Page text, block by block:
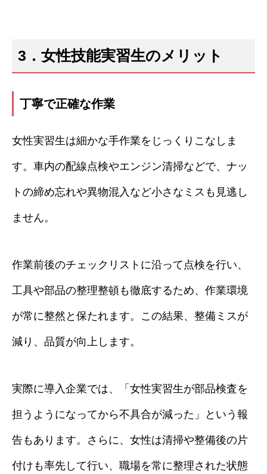
3．女性技能実習生のメリット
丁寧で正確な作業
女性実習生は細かな手作業をじっくりこなしま
す。車内の配線点検やエンジン清掃などで、ナッ
トの締め忘れや異物混入など小さなミスも見逃し
ません。
作業前後のチェックリストに沿って点検を行い、
工具や部品の整理整頓も徹底するため、作業環境
が常に整然と保たれます。この結果、整備ミスが
減り、品質が向上します。
実際に導入企業では、「女性実習生が部品検査を
担うようになってから不具合が減った」という報
告もあります。さらに、女性は清掃や整備後の片
付けも率先して行い、職場を常に整理された状態